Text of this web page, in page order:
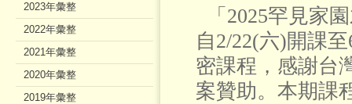
「2025罕見家
自2/22(六)開課
密課程，感謝台
案贊助。本期課
2023年彙整
2022年彙整
2021年彙整
2020年彙整
2019年彙整